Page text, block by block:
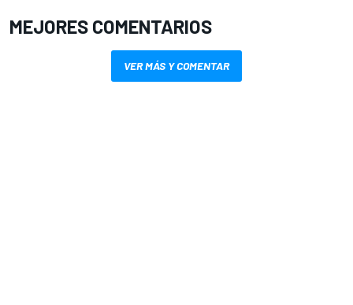
MEJORES COMENTARIOS
VER MÁS Y COMENTAR